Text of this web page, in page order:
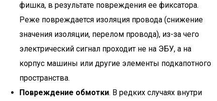
фишка, в результате повреждения ее фиксатора.
Реже повреждается изоляция провода (снижение
значения изоляции, перелом провода), из-за чего
электрический сигнал проходит не на ЭБУ, а на
корпус машины или другие элементы подкапотного
пространства.
Повреждение обмотки. В редких случаях внутри